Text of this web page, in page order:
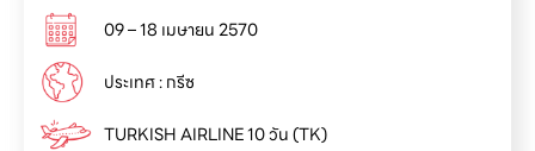
09 – 18 เมษายน 2570
ประเทศ : กรีซ
TURKISH AIRLINE 10 วัน (TK)